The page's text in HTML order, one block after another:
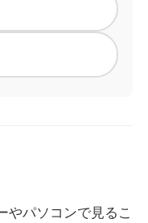
やパソコンで見るこ